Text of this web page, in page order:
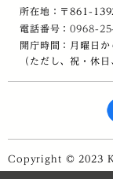
所在地：〒861-
電話番号：0968-
開庁時間：月曜日
（ただし、祝・休
Copyright © 2023